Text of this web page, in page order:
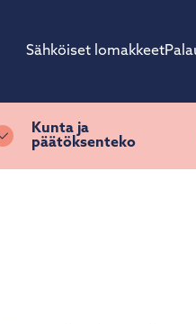
Sähköiset lomakkeet
Vaihda alasvetovalikkoa
Kunta ja
päätöksenteko